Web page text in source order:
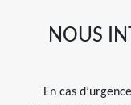
NOUS
En cas